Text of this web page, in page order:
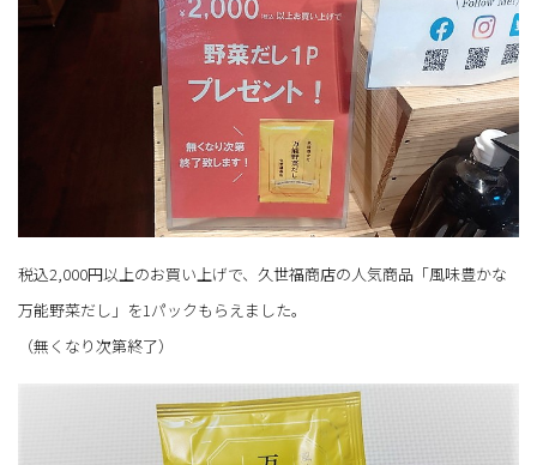
税込2,000円以上のお買い上げで、久世福商店の人気商品「風味豊かな
万能野菜だし」を1パックもらえました。
（無くなり次第終了）